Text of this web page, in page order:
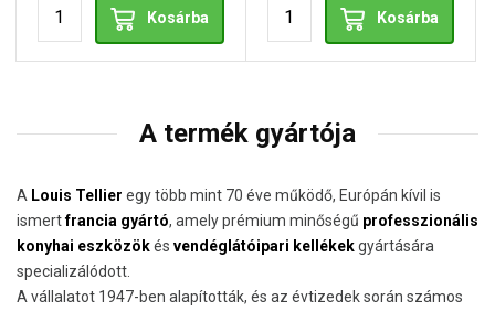
Kosárba Kosárba
A termék gyártója
A Louis Tellier egy több mint 70 éve működő, Európán kívil is
ismertfrancia gyártó, amely prémium minőségű professzionális
konyhai eszközökés vendéglátóipari kellékekgyártására
specializálódott.
A vállalatot 1947-ben alapították, és az évtizedek során számos